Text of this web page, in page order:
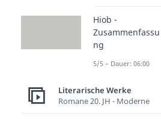
Hiob -
Zusammenfassu
ng
5/5 – Dauer: 06:00
Literarische Werke
Romane 20. JH - Moderne